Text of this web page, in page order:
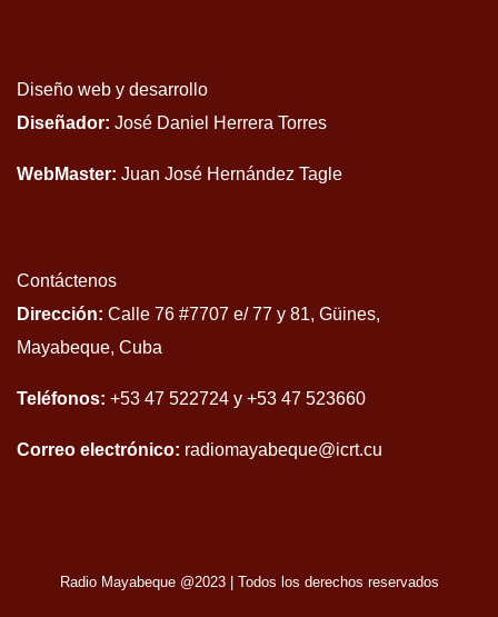
Diseño web y desarrollo
Diseñador: José Daniel Herrera Torres
WebMaster: Juan José Hernández Tagle
Contáctenos
Dirección: Calle 76 #7707 e/ 77 y 81, Güines,
Mayabeque, Cuba
Teléfonos: +53 47 522724 y +53 47 523660
Correo electrónico: radiomayabeque@icrt.cu
Radio Mayabeque @2023 Todos los derechos reservados